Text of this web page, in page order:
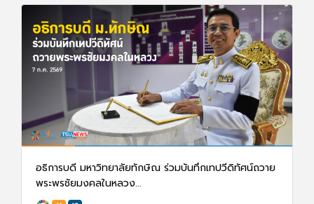
อธิการบดี มหาวิทยาลัยทักษิณ ร่วมบันทึกเทปวีดิทัศน์ถวาย
พระพรชัยมงคลในหลวง...